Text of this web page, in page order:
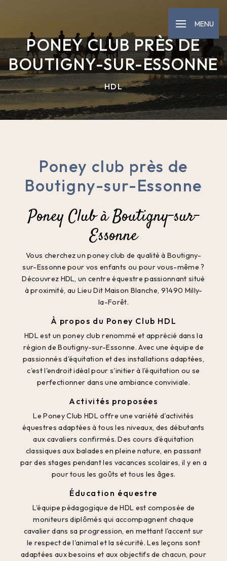
MENU
PONEY CLUB PRÈS DE
BOUTIGNY-SUR-ESSONNE
HDL
Poney club près de
Boutigny-sur-Essonne
Poney Club à Boutigny-sur-
Essonne
Vous cherchez un poney club de qualité à Boutigny-
sur-Essonne pour vos enfants ou pour vous-même ?
Découvrez HDL, un centre équestre passionnant situé
à proximité, au Lieu Dit Maison Blanche, 91490 Milly-
la-Forêt.
À propos du Poney Club HDL
HDL est un poney club renommé et apprécié dans la
région de Boutigny-sur-Essonne. Avec une équipe de
passionnés d'équitation et des installations adaptées,
c'est l'endroit idéal pour s'initier à l'équitation ou se
perfectionner dans une ambiance conviviale.
Activités proposées
Le Poney Club HDL offre une variété d'activités
équestres adaptées à tous les niveaux, des débutants
aux cavaliers confirmés. Des cours d'équitation
classiques aux balades en pleine nature, en passant
par des stages pendant les vacances scolaires, il y en a
pour tous les goûts et tous les âges.
Éducation équestre
L'équipe pédagogique de HDL est composée de
moniteurs diplômés qui accompagnent chaque
cavalier dans sa progression, en mettant l'accent sur
le respect de l'animal et la sécurité. Les leçons sont
adaptées aux besoins et aux objectifs de chacun, pour